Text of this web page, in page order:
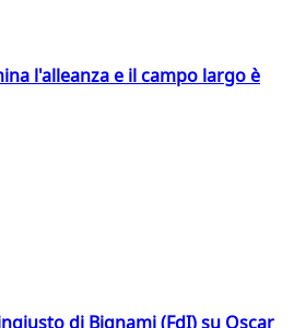
l'alleanza e il campo largo è
di Bignami (FdI) su Oscar